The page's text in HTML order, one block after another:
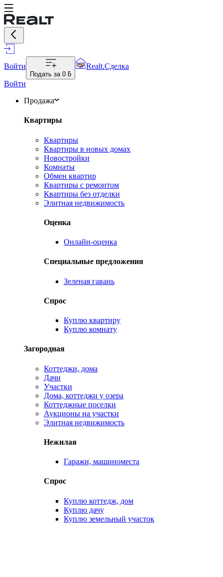
Войти
Подать за 0 ƃ
Realt.Сделка
Войти
Продажа
Квартиры
Квартиры
Квартиры в новых домах
Новостройки
Комнаты
Обмен квартир
Квартиры с ремонтом
Квартиры без отделки
Элитная недвижимость
Оценка
Онлайн-оценка
Специальные предложения
Зеленая гавань
Спрос
Куплю квартиру
Куплю комнату
Загородная
Коттеджи, дома
Дачи
Участки
Дома, коттеджи у озера
Коттеджные поселки
Аукционы на участки
Элитная недвижимость
Нежилая
Гаражи, машиноместа
Спрос
Куплю коттедж, дом
Куплю дачу
Куплю земельный участок